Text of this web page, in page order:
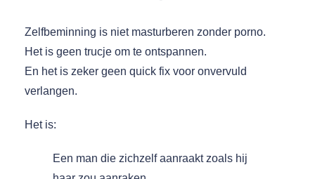
Zelfbeminning is niet masturberen zonder porno.
Het is geen trucje om te ontspannen.
En het is zeker geen quick fix voor onvervuld
verlangen.
Het is:
Een man die zichzelf aanraakt zoals hij